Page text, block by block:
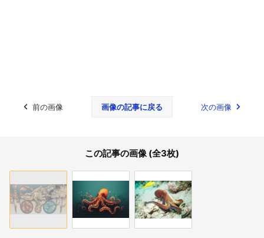
前の画像 画像の記事に戻る 次の画像
この記事の画像 (全3枚)